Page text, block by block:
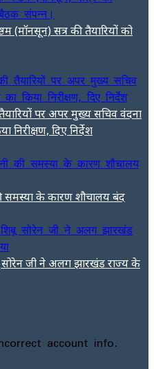
(मॉनसून) सत्र की तैयारियों को
पर अपर मुख्य सचिव वंदना
निरीक्षण, दिए निर्देश
समस्या के कारण शौचालय बंद
सोरेन जी ने अलग झारखंड राज्य के
account info.